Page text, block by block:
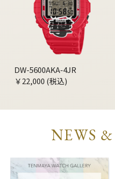
DW-5600AKA-4JR
￥22,000 (税込)
NEWS